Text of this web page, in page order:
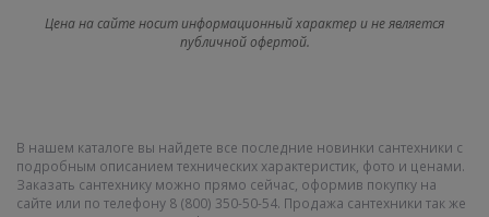
Цена на сайте носит информационный характер и не является
публичной офертой.
В нашем каталоге вы найдете все последние новинки сантехники с
подробным описанием технических характеристик, фото и ценами.
Заказать сантехнику можно прямо сейчас, оформив покупку на
сайте или по телефону 8 (800) 350-50-54. Продажа сантехники так же